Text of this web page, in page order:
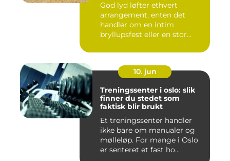
God lyd løfter ethvert
arrangement, enten det
handler om en intim
bryllupsfest eller en stor
10. jun
Treningssenter i oslo: slik
finner du stedet som
faktisk blir brukt
Et treningssenter handler
ikke bare om manualer og
mølleløp. For mange i Oslo
er senteret et fast ho...